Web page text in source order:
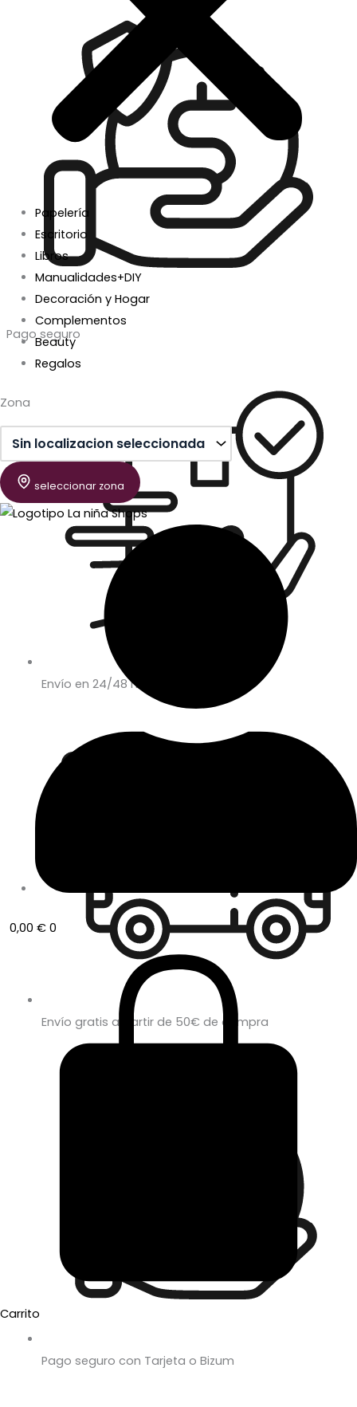
Papelería
Escritorio
Libros
Manualidades+DIY
Decoración y Hogar
Complementos
Beauty
Regalos
Zona
seleccionar zona
0,00 € 0
Carrito
Pago seguro
Envío en 24/48 horas laborables
Envío gratis a partir de 50€ de compra
Pago seguro con Tarjeta o Bizum